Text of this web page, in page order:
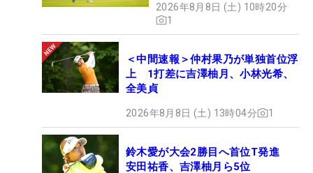
2026年8月8日 (土) 10時20分
1
＜中間速報＞仲村果乃が単独首位浮
上 1打差に吉澤柚月、小林光希、
全美貞
2026年8月8日 (土) 13時04分 1
鈴木愛が大会2勝目へ首位T発進
安田祐香、吉澤柚月ら5位